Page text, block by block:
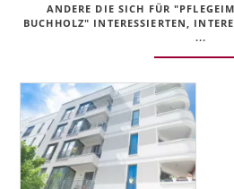
ANDERE DIE SICH FÜR
BUCHHOLZ" INTERESSIERTEN,
...